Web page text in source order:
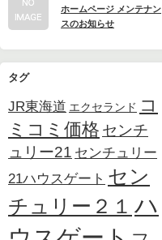
ホームページ メンテナン
スのお知らせ
タグ
JR東海道 エクセランド コ
ミコミ価格 センチ
ュリー21 センチュリー
21ハウスゲート セン
チュリー２１ ハ